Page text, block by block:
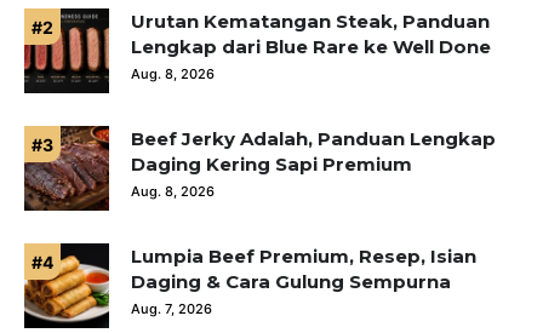
Urutan Kematangan Steak, Panduan
Lengkap dari Blue Rare ke Well Done
Aug. 8, 2026
Beef Jerky Adalah, Panduan Lengkap
Daging Kering Sapi Premium
Aug. 8, 2026
Lumpia Beef Premium, Resep, Isian
Daging & Cara Gulung Sempurna
Aug. 7, 2026